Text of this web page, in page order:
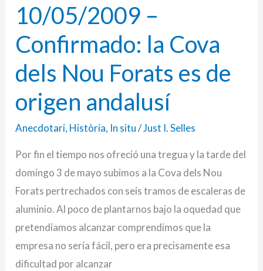
10/05/2009 –
Confirmado: la Cova
dels Nou Forats es de
origen andalusí
Anecdotari, Història, In situ/Just I. Selles
Por fin el tiempo nos ofreció una tregua y la tarde del
domingo 3 de mayo subimos a la Cova dels Nou
Forats pertrechados con seis tramos de escaleras de
aluminio. Al poco de plantarnos bajo la oquedad que
pretendíamos alcanzar comprendimos que la
empresa no sería fácil, pero era precisamente esa
dificultad por alcanzar
10/05/2009
–
Confirmado:
Cova
dels
es
de
origen
andalusí